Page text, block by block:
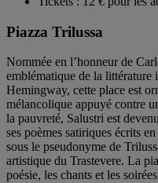
Piazza Trilussa
Nommée en l’honneur de
emblématique de la littérature
Hemingway, cette place est
mélancolique appuyé contre
la pauvreté, Salustri est
ses poèmes satiriques écrits
sous le pseudonyme de
artistique du Trastevere. La
poésie, les chants et les